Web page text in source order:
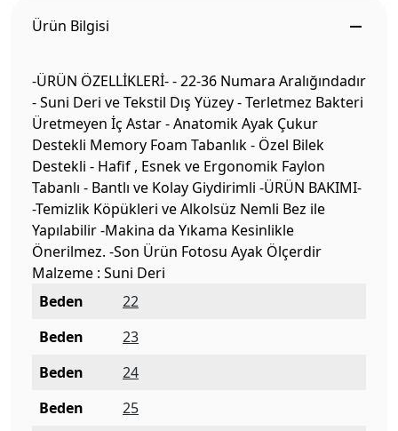
Ürün Bilgisi
-ÜRÜN ÖZELLİKLERİ- - 22-36 Numara Aralığındadır
- Suni Deri ve Tekstil Dış Yüzey - Terletmez Bakteri
Üretmeyen İç Astar - Anatomik Ayak Çukur
Destekli Memory Foam Tabanlık - Özel Bilek
Destekli - Hafif , Esnek ve Ergonomik Faylon
Tabanlı - Bantlı ve Kolay Giydirimli -ÜRÜN BAKIMI-
-Temizlik Köpükleri ve Alkolsüz Nemli Bez ile
Yapılabilir -Makina da Yıkama Kesinlikle
Önerilmez. -Son Ürün Fotosu Ayak Ölçerdir
Malzeme : Suni Deri
Beden
22
Beden
23
Beden
24
Beden
25